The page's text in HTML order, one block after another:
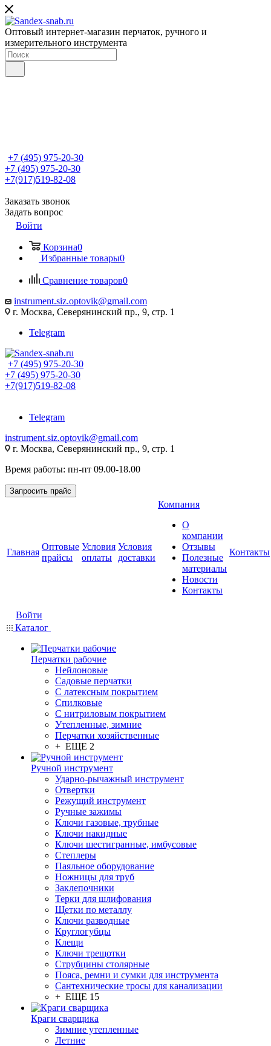
Оптовый интернет-магазин перчаток, ручного и
измерительного инструмента
+7 (495) 975-20-30
+7 (495) 975-20-30
+7(917)519-82-08
Заказать звонок
Задать вопрос
Войти
Корзина0
Избранные товары0
Сравнение товаров0
instrument.siz.optovik@gmail.com
г. Москва, Северянинский пр., 9, стр. 1
Telegram
+7 (495) 975-20-30
+7 (495) 975-20-30
+7(917)519-82-08
Telegram
instrument.siz.optovik@gmail.com
г. Москва, Северянинский пр., 9, стр. 1
Время работы: пн-пт 09.00-18.00
Запросить прайс
Главная
Оптовые
прайсы
Условия
оплаты
Условия
доставки
Компания
О
компании
Отзывы
Полезные
материалы
Новости
Контакты
Контакты
Войти
Каталог
Перчатки рабочие
Нейлоновые
Садовые перчатки
С латексным покрытием
Cпилковые
С нитриловым покрытием
Утепленные, зимние
Перчатки хозяйственные
+ ЕЩЕ 2
Ручной инструмент
Ударно-рычажный инструмент
Отвертки
Режущий инструмент
Ручные зажимы
Ключи газовые, трубные
Ключи накидные
Ключи шестигранные, имбусовые
Степлеры
Паяльное оборудование
Ножницы для труб
Заклепочники
Терки для шлифования
Щетки по металлу
Ключи разводные
Круглогубцы
Клещи
Ключи трещотки
Струбцины столярные
Пояса, ремни и сумки для инструмента
Сантехнические тросы для канализации
+ ЕЩЕ 15
Краги сварщика
Зимние утепленные
Летние